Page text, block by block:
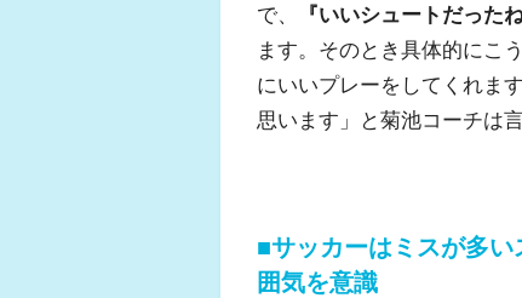
で、
『いいシュートだった
ます。そのとき具体的にこ
にいいプレーをしてくれま
思います」と菊池コーチは言
■サッカーはミスが多
囲気を意識